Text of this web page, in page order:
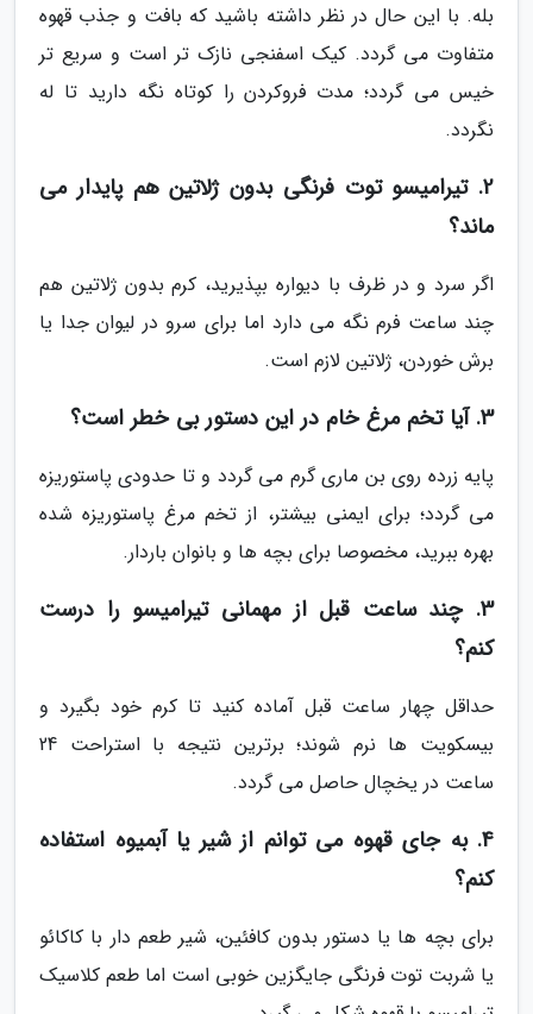
بله. با این حال در نظر داشته باشید که بافت و جذب قهوه
متفاوت می گردد. کیک اسفنجی نازک تر است و سریع تر
خیس می گردد؛ مدت فروکردن را کوتاه نگه دارید تا له
نگردد.
2. تیرامیسو توت فرنگی بدون ژلاتین هم پایدار می
ماند؟
اگر سرد و در ظرف با دیواره بپذیرید، کرم بدون ژلاتین هم
چند ساعت فرم نگه می دارد اما برای سرو در لیوان جدا یا
برش خوردن، ژلاتین لازم است.
3. آیا تخم مرغ خام در این دستور بی خطر است؟
پایه زرده روی بن ماری گرم می گردد و تا حدودی پاستوریزه
می گردد؛ برای ایمنی بیشتر، از تخم مرغ پاستوریزه شده
بهره ببرید، مخصوصا برای بچه ها و بانوان باردار.
3. چند ساعت قبل از مهمانی تیرامیسو را درست
کنم؟
حداقل چهار ساعت قبل آماده کنید تا کرم خود بگیرد و
بیسکویت ها نرم شوند؛ برترین نتیجه با استراحت 24
ساعت در یخچال حاصل می گردد.
4. به جای قهوه می توانم از شیر یا آبمیوه استفاده
کنم؟
برای بچه ها یا دستور بدون کافئین، شیر طعم دار با کاکائو
یا شربت توت فرنگی جایگزین خوبی است اما طعم کلاسیک